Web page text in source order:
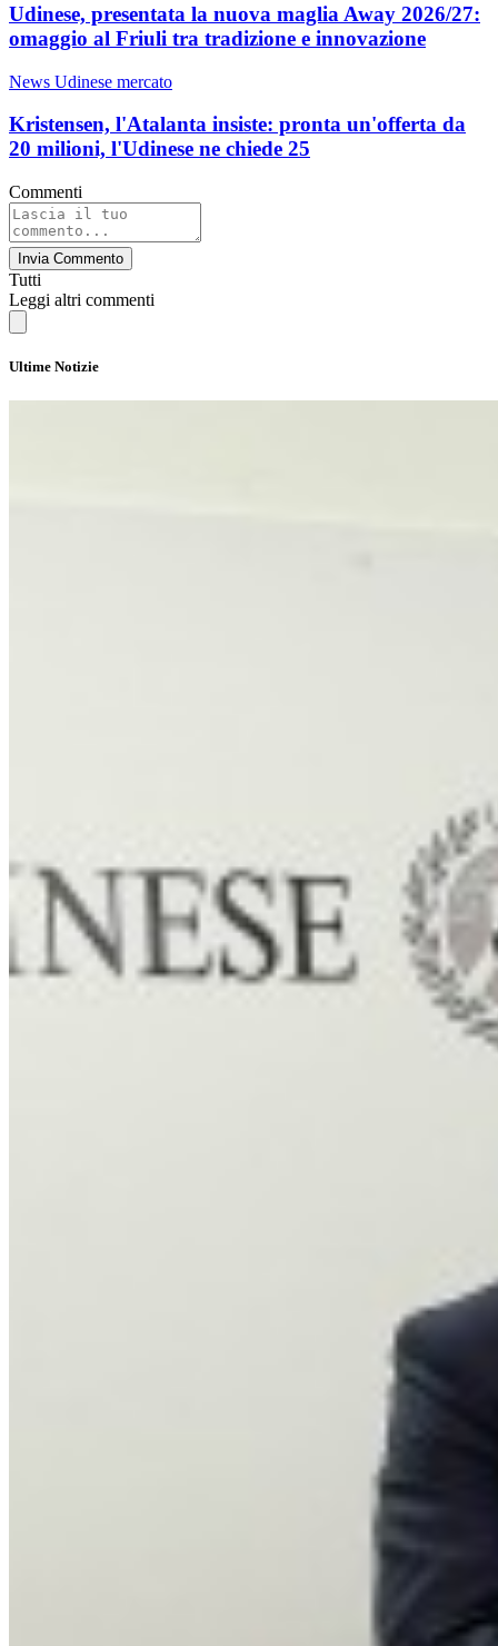
Udinese, presentata la nuova maglia Away 2026/27:
omaggio al Friuli tra tradizione e innovazione
News Udinese mercato
Kristensen, l'Atalanta insiste: pronta un'offerta da
20 milioni, l'Udinese ne chiede 25
Commenti
Invia Commento
Tutti
Leggi altri commenti
Ultime Notizie